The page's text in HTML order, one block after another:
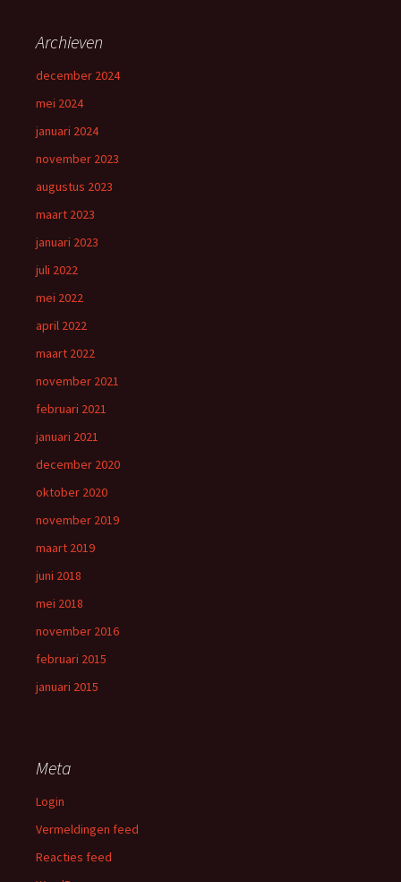
Archieven
december 2024
mei 2024
januari 2024
november 2023
augustus 2023
maart 2023
januari 2023
juli 2022
mei 2022
april 2022
maart 2022
november 2021
februari 2021
januari 2021
december 2020
oktober 2020
november 2019
maart 2019
juni 2018
mei 2018
november 2016
februari 2015
januari 2015
Meta
Login
Vermeldingen feed
Reacties feed